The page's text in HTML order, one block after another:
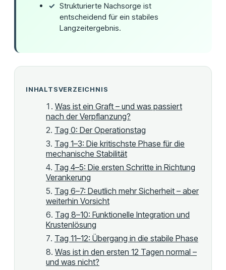
Strukturierte Nachsorge ist
entscheidend für ein stabiles
Langzeitergebnis.
INHALTSVERZEICHNIS
Was ist ein Graft – und was passiert
nach der Verpflanzung?
Tag 0: Der Operationstag
Tag 1–3: Die kritischste Phase für die
mechanische Stabilität
Tag 4–5: Die ersten Schritte in Richtung
Verankerung
Tag 6–7: Deutlich mehr Sicherheit – aber
weiterhin Vorsicht
Tag 8–10: Funktionelle Integration und
Krustenlösung
Tag 11–12: Übergang in die stabile Phase
Was ist in den ersten 12 Tagen normal –
und was nicht?